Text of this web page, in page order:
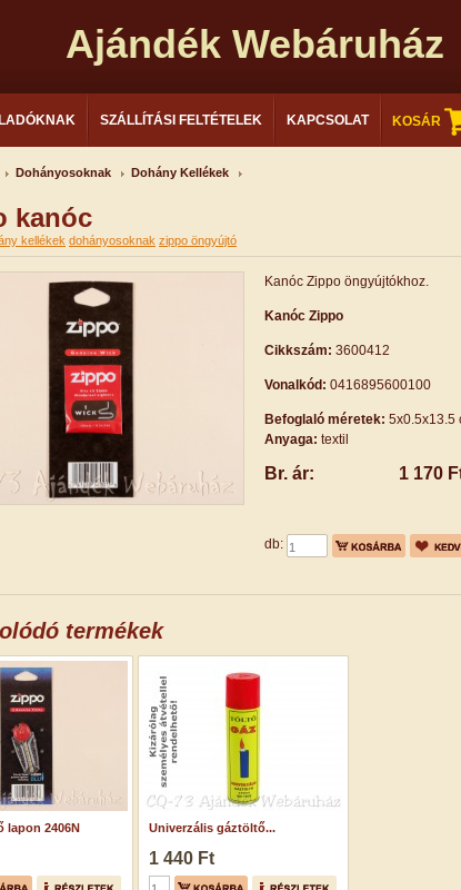
Ajándék Webáruház
SZÁLLÍTÁSI FELTÉTELEK KAPCSOLAT KOSÁR
Dohányosoknak Dohány Kellékek
kanóc
kellékek dohányosoknak zippo öngyújtó
Kanóc Zippo öngyújtókhoz.
Kanóc Zippo
Cikkszám: 3600412
Vonalkód: 0416895600100
Befoglaló méretek: 5x0.5x13.5
Anyaga: textil
Br. ár: 1 170
db:
termékek
lapon 2406N Univerzális gáztöltő...
1 440 Ft